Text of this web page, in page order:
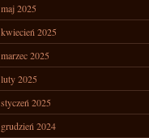
maj 2025
kwiecień 2025
marzec 2025
luty 2025
styczeń 2025
grudzień 2024